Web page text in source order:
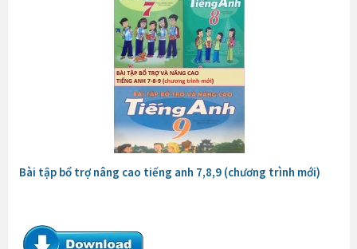
Bài tập bổ trợ nâng cao tiếng anh 7,8,9 (chương trình mới)